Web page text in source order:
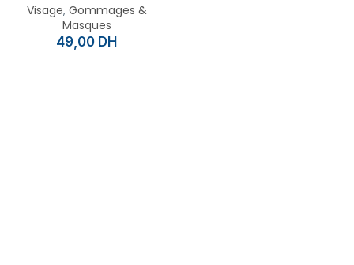
Visage, Gommages &
Masques
49,00 DH